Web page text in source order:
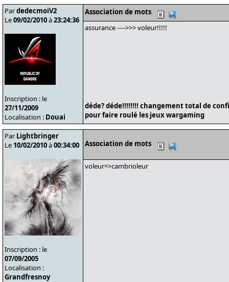
PardedecmoiV2
Le09/02/2010à23:24:36
Inscription : le
27/11/2009
Localisation : Douai
Association de mots
assurance ---->>> voleur!!!!!
déde? déde!!!!!!!! changement total de
pour faire roulé les jeux wargaming
Par Lightbringer
Le 10/02/2010à00:34:00
Inscription : le
07/09/2005
Localisation :
Grandfresnoy
Association de mots
voleur=>cambrioleur